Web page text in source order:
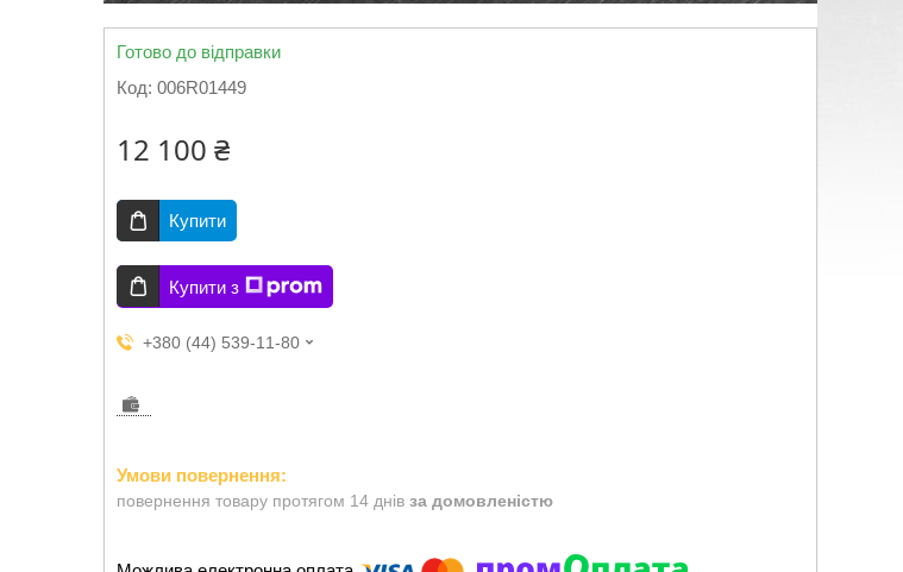
Готово до відправки
Код: 006R01449
12 100 ₴
Купити
Купити з
+380 (44) 539-11-80
повернення товару протягом 14 днів за домовленістю